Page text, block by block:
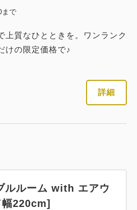
まで
上質なひとときを。ワンランク
けの限定価格で♪
詳細
ルルーム with エアウ
幅220cm]